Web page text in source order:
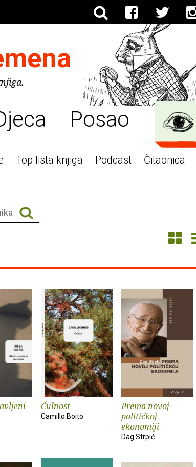
Posao
Top lista knjiga Podcast Čitaonica
Čulnost
Camillo Boito
Prema novoj
političkoj
ekonomiji
Dag Strpić